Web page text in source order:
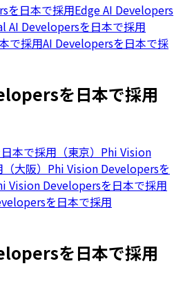
を日本で採用Edge AI Developers
AI Developersを日本で採用
で採用AI Developersを日本で採
を日本で採用
本で採用（東京） Phi Vision
大阪） Phi Vision Developersを
Vision Developersを日本で採用
を日本で採用
を日本で採用